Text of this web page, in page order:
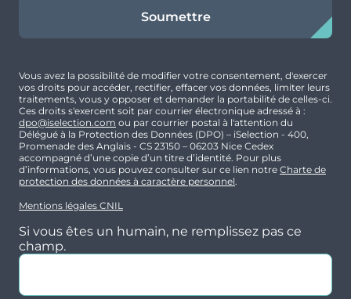
moderne et soignée, avec des façades
élégantes et des espaces lumineux.
Espaces communs tels que « La Fabrick », un
grand espace de détente, et des équipements
adaptés aux nouveaux modes de vie.
Studios meublés et entièrement équipés avec
kitchenette, espace de travail, salle d’eau
privative.
Espaces communs dédiés à la vie étudiante :
Parking
17.76 m²
Prix
113 992 €
Orientation
Sud-Est
Typologie
T1
Parking
Non
Soumettre
Vous avez la possibilité de modifier votre consentement, d'exercer
vos droits pour accéder, rectifier, effacer vos données, limiter leurs
traitements, vous y opposer et demander la portabilité de celles-ci.
Ces droits s'exercent soit par courrier électronique adressé à :
dpo@iselection.com ou par courrier postal à l'attention du
Délégué à la Protection des Données (DPO) – iSelection - 400,
Promenade des Anglais - CS 23150 – 06203 Nice Cedex
accompagné d’une copie d’un titre d’identité. Pour plus
d’informations, vous pouvez consulter sur ce lien notre Charte de
protection des données à caractère personnel
Mentions légales CNIL
Si vous êtes un humain, ne remplissez pas ce
champ.